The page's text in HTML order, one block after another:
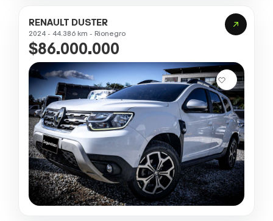
RENAULT DUSTER
2024 - 44.386 km - Rionegro
$86.000.000